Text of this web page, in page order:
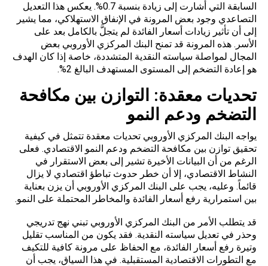
السابقة التي أشارت إلى زيادة بنسبة 0.7%. يعكس هذا التعديل
التصاعدي وجود بعض المرونة في الإنفاق الاستهلاكي، مما يشير
إلى أن تأثير زيادات أسعار الفائدة لم يتجلَّ بالكامل بعد على
الأسر. هذه المرونة قد تمنح البنك المركزي الأوروبي بعض
المجال لمواصلة سياسته النقدية المتشددة، خاصة إذا كان الهدف
هو إعادة التضخم إلى المستوى المستهدف البالغ 2%.
تحديات معقدة: التوازن بين مكافحة
التضخم ودعم النمو
يواجه البنك المركزي الأوروبي تحديات معقدة تتمثل في كيفية
تحقيق توازن بين مكافحة التضخم ودعم النمو الاقتصادي. فعلى
الرغم من أن البيانات الأخيرة تشير إلى بعض الاستقرار في
النشاط الاقتصادي، إلا أن خطر حدوث تباطؤ اقتصادي لا يزال
قائماً. وعليه، يجب على البنك المركزي الأوروبي أن يزن بعناية
بين استمرارية رفع أسعار الفائدة والمخاطر المحتملة على النمو.
قد يتطلب الأمر من البنك المركزي الأوروبي تبني نهج تدريجي
وحذر في تعديل سياسته النقدية. فقد يكون من المناسب تقليل
وتيرة رفع أسعار الفائدة، مع الحفاظ على مرونة كافية للتكيف
مع التطورات الاقتصادية المستقبلية. في هذا السياق، يجب أن